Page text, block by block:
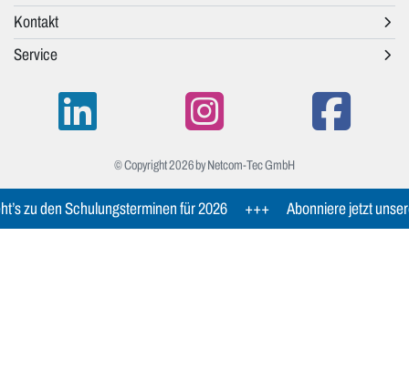
Kontakt
Service
© Copyright 2026 by Netcom-Tec GmbH
zu den Schulungsterminen für 2026 +++ Abonniere jetzt